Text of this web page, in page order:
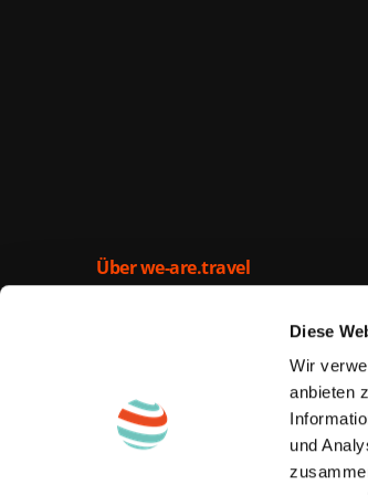
Diese
Wir
anbieten
und
Über we-are.travel
are.travel seit November 2013
Urlaubsgutscheins zum günstigen
are.travel können abhängig von
angegebenen, qualitätsgeprüften
günstiger im Vergleich zu einer
Wellnessurlaub oder Aktivurlaub
Reiseschnäppchen!